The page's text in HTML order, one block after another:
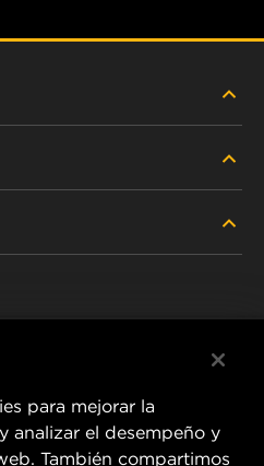
COMERCIALES
para mejorar la
analizar el desempeño y
También compartimos